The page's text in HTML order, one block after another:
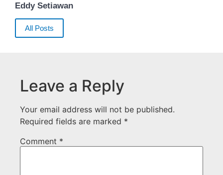
Eddy Setiawan
All Posts
Leave a Reply
Your email address will not be published.
Required fields are marked *
Comment *